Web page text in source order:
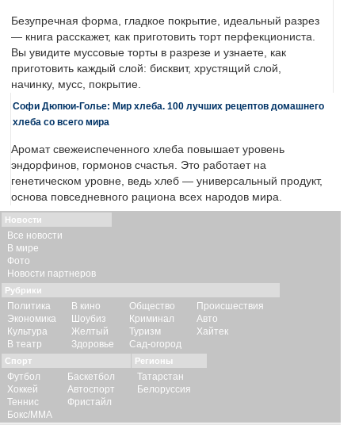
Безупречная форма, гладкое покрытие, идеальный разрез
— книга расскажет, как приготовить торт перфекциониста.
Вы увидите муссовые торты в разрезе и узнаете, как
приготовить каждый слой: бисквит, хрустящий слой,
начинку, мусс, покрытие.
Софи Дюпюи-Голье: Мир хлеба. 100 лучших рецептов домашнего
хлеба со всего мира
Аромат свежеиспеченного хлеба повышает уровень
эндорфинов, гормонов счастья. Это работает на
генетическом уровне, ведь хлеб — универсальный продукт,
основа повседневного рациона всех народов мира.
Новости
Все новости
В мире
Фото
Новости партнеров
Рубрики
Политика
Экономика
Культура
В театр
В кино
Шоубиз
Желтый
Здоровье
Общество
Криминал
Туризм
Сад-огород
Происшествия
Авто
Хайтек
Спорт
Футбол
Хоккей
Теннис
Бокс/ММА
Баскетбол
Автоспорт
Фристайл
Регионы
Татарстан
Белоруссия